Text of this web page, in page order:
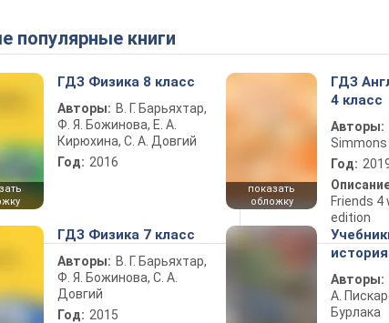
популярные книги
ГДЗ Физика 8 класс
Авторы: В. Г. Барьяхтар,
Ф. Я. Божинова, Е. А.
Кирюхина, С. А. Довгий
Год: 2016
показать
обложку
ГДЗ
4 класс
Авторы:
Simmons
Год:
Friends 4
edition
ГДЗ Физика 7 класс
Авторы: В. Г. Барьяхтар,
Ф. Я. Божинова, С. А.
Довгий
Год: 2015
Авторы:
А.
Бурлака